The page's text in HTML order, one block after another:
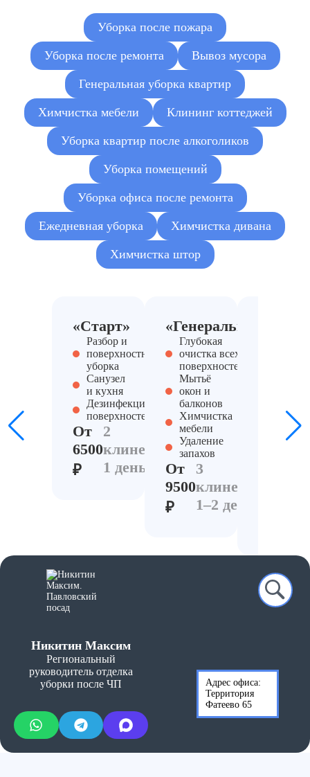
Обработка от плесени
локально
от 3000 руб.
Уборка после пожара
Уборка после ремонта Вывоз мусора
Генеральная уборка квартир
Химчистка мебели Клининг коттеджей
Уборка квартир после алкоголиков
Уборка помещений
Уборка офиса после ремонта
Ежедневная уборка Химчистка дивана
Химчистка штор
«Старт»
Разбор и
поверхностная
уборка
Санузел
и кухня
Дезинфекция
поверхностей
От
6500
₽
2
клинера,
1 день
«Генеральный»
Глубокая
очистка всех
поверхностей
Мытьё
окон и
балконов
Химчистка
мебели
Удаление
запахов
От
9500
₽
3
клинера,
1–2 день
Никитин Максим
Региональный
руководитель отделка
уборки после ЧП
Адрес офиса:
Территория
Фатеево 65